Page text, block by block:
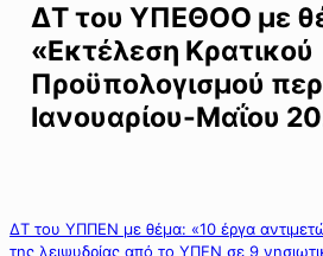
ΔΤ του ΥΠΕΘΟΟ με
«Εκτέλεση Κρατικού
Προϋπολογισμού
Ιανουαρίου-Μαΐου
ΔΤ του ΥΠΠΕΝ με θέμα: «10 έργα
της λειψυδρίας από το ΥΠΕΝ σε 9